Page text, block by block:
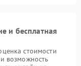
и бесплатная
стоимости
возможность